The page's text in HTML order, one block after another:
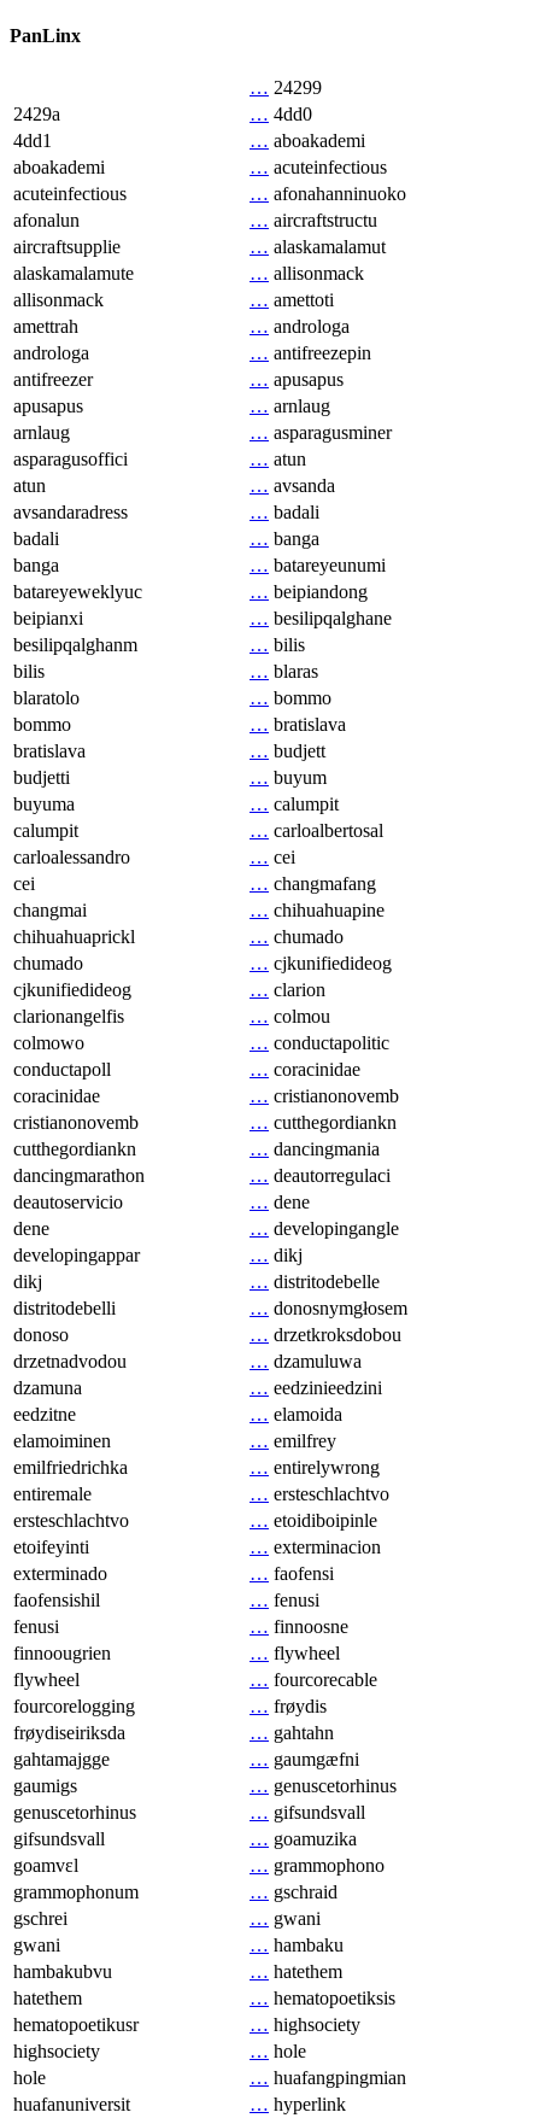
PanLinx
… 24299
2429a
… 4dd0
4dd1
… aboakademi
aboakademi
… acuteinfectious
acuteinfectious
… afonahanninuoko
afonalun
… aircraftstructu
aircraftsupplie
… alaskamalamut
alaskamalamute
… allisonmack
allisonmack
… amettoti
amettrah
… androloga
androloga
… antifreezepin
antifreezer
… apusapus
apusapus
… arnlaug
arnlaug
… asparagusminer
asparagusoffici
… atun
atun
… avsanda
avsandaradress
… badali
badali
… banga
banga
… batareyeunumi
batareyeweklyuc
… beipiandong
beipianxi
… besilipqalghane
besilipqalghanm
… bilis
bilis
… blaras
blaratolo
… bommo
bommo
… bratislava
bratislava
… budjett
budjetti
… buyum
buyuma
… calumpit
calumpit
… carloalbertosal
carloalessandro
… cei
cei
… changmafang
changmai
… chihuahuapine
chihuahuaprickl
… chumado
chumado
… cjkunifiedideog
cjkunifiedideog
… clarion
clarionangelfis
… colmou
colmowo
… conductapolitic
conductapoll
… coracinidae
coracinidae
… cristianonovemb
cristianonovemb
… cutthegordiankn
cutthegordiankn
… dancingmania
dancingmarathon
… deautorregulaci
deautoservicio
… dene
dene
… developingangle
developingappar
… dikj
dikj
… distritodebelle
distritodebelli
… donosnymgłosem
donoso
… drzetkroksdobou
drzetnadvodou
… dzamuluwa
dzamuna
… eedzinieedzini
eedzitne
… elamoida
elamoiminen
… emilfrey
emilfriedrichka
… entirelywrong
entiremale
… ersteschlachtvo
ersteschlachtvo
… etoidiboipinle
etoifeyinti
… exterminacion
exterminado
… faofensi
faofensishil
… fenusi
fenusi
… finnoosne
finnoougrien
… flywheel
flywheel
… fourcorecable
fourcorelogging
… frøydis
frøydiseiriksda
… gahtahn
gahtamajgge
… gaumgæfni
gaumigs
… genuscetorhinus
genuscetorhinus
… gifsundsvall
gifsundsvall
… goamuzika
goamvɛl
… grammophono
grammophonum
… gschraid
gschrei
… gwani
gwani
… hambaku
hambakubvu
… hatethem
hatethem
… hematopoetiksis
hematopoetikusr
… highsociety
highsociety
… hole
hole
… huafangpingmian
huafanuniversit
… hyperlink